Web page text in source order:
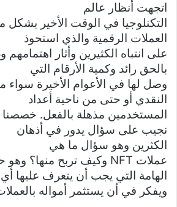
اتجهت أنظار عالم
التكنلوجيا في الوقت الأخير بشكل
العملات الرقمية والذي استحوذ
على انتباه الكثيرين وأثار
بالحق رائد وكمية الأرقام التي
وصل لها في الأعوام الأخيرة سواء
النقدي أو حتى من ناحية أعداد
المستخدمين مذهلة بالفعل. خصصنا
نجيب على سؤال يدور في أذهان
الكثرين وهو سؤال ما هي
عملات NFT وكيف تربح منها؟ وهو
الهامة التي يجب أن يتعرف
ويفكر في أن يستثمر أمواله